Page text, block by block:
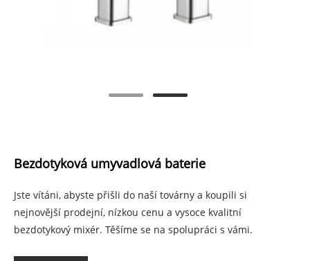
Bezdotyková umyvadlová baterie
Jste vítáni, abyste přišli do naší továrny a koupili si
nejnovější prodejní, nízkou cenu a vysoce kvalitní
bezdotykový mixér. Těšíme se na spolupráci s vámi.